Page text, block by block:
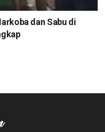
dan Sabu di